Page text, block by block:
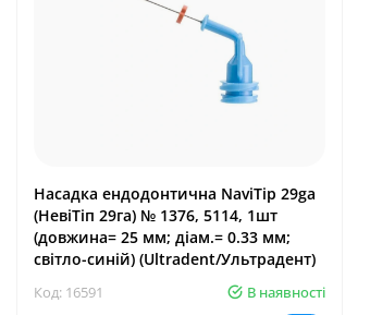
Насадка ендодонтична NaviTip 29ga
(НевіТіп 29га) № 1376, 5114, 1шт
(довжина= 25 мм; діам.= 0.33 мм;
світло-синій) (Ultradent/Ультрадент)
Код: 16591 В наявності